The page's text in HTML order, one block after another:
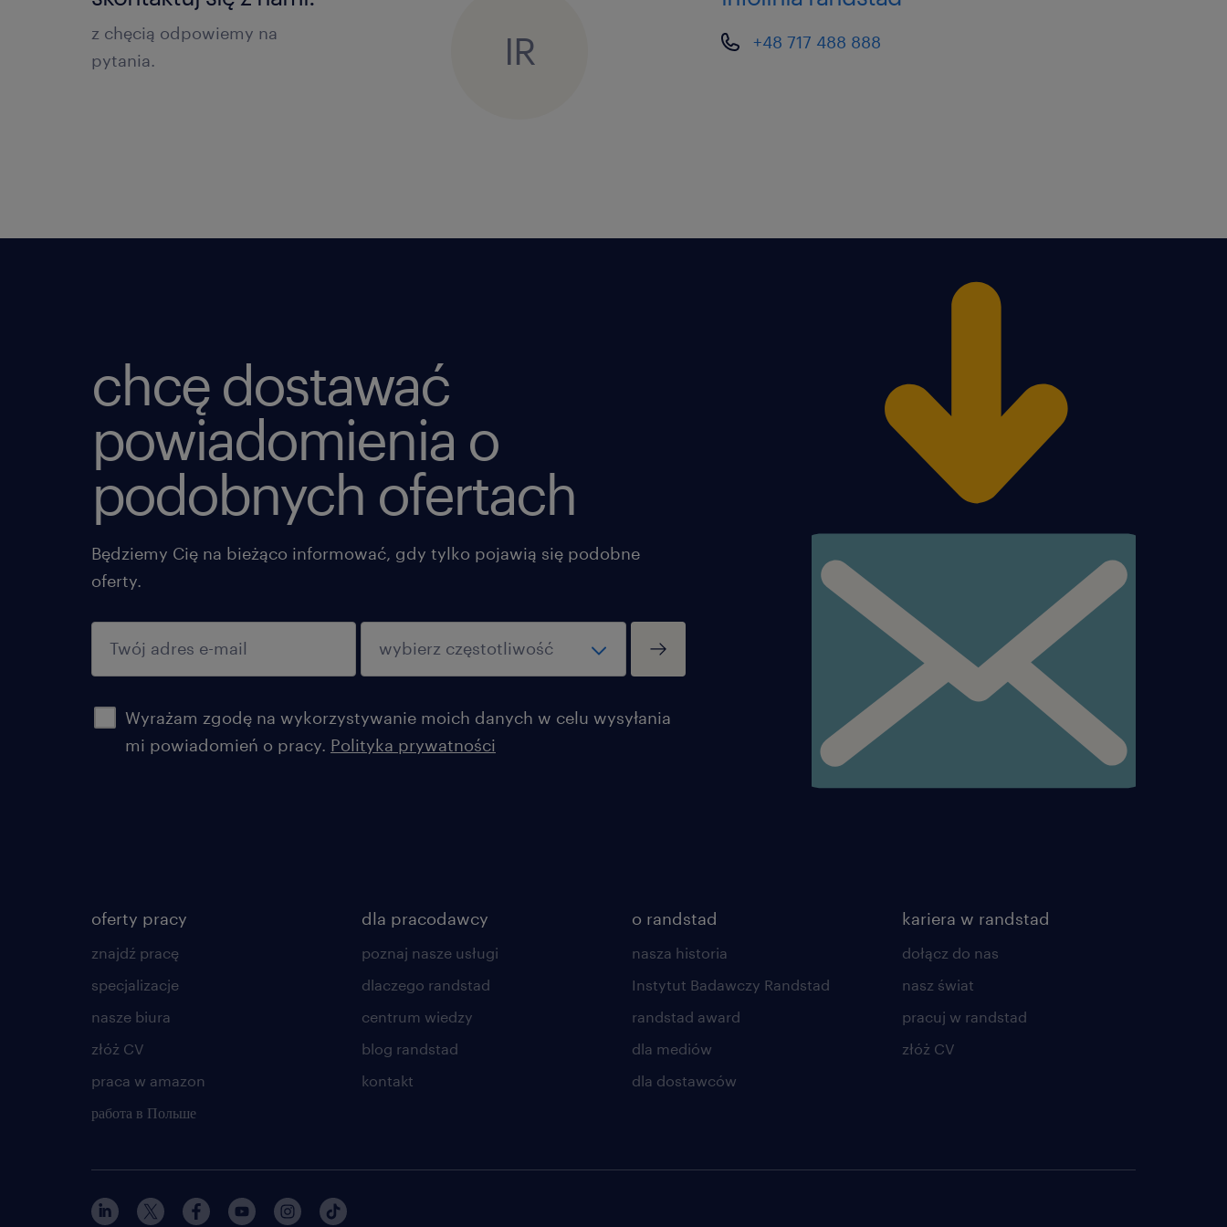
z chęcią odpowiemy na
pytania.
IR +48 717 488 888
chcę dostawać
powiadomienia o
podobnych ofertach
Będziemy Cię na bieżąco informować, gdy tylko pojawią się podobne
oferty.
Wyrażam zgodę na wykorzystywanie moich danych w celu wysyłania
mi powiadomień o pracy. Polityka prywatności
potwierdź
oferty pracy
znajdź pracę
specjalizacje
nasze biura
złóż CV
praca w amazon
работа в Польше
dla pracodawcy
poznaj nasze usługi
dlaczego randstad
centrum wiedzy
blog randstad
kontakt
o randstad
nasza historia
Instytut Badawczy Randstad
randstad award
dla mediów
dla dostawców
kariera w randstad
dołącz do nas
nasz świat
pracuj w randstad
złóż CV